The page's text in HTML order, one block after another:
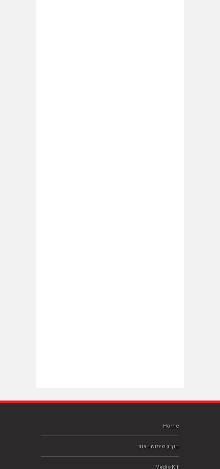
Home
תקנון שימוש באתר
Media Kit